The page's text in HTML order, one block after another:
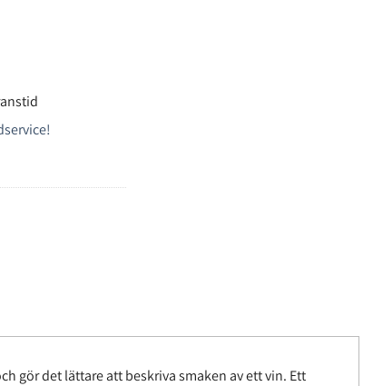
gör det lättare att beskriva smaken av ett vin. Ett